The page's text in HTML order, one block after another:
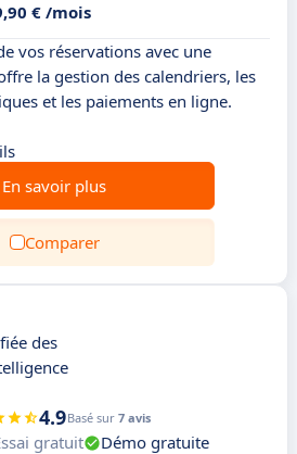
€ /mois
vos réservations avec une
la gestion des calendriers, les
et les paiements en ligne.
En savoir plus
Comparer
des
4.9Basé sur 7 avis
gratuit
Démo gratuite